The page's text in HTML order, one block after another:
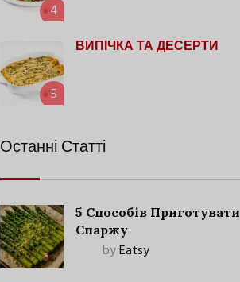
4
5
ВИПІЧКА ТА ДЕСЕРТИ
Останні Статті
5 Способів Приготувати
Спаржу
byEatsy